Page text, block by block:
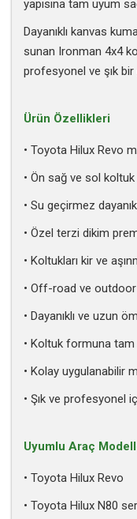
yapısına tam uyum
Dayanıklı kanvas
sunan Ironman 4x4
profesyonel ve şık bir
Ürün Özellikleri
• Toyota Hilux Revo
• Ön sağ ve sol
• Su geçirmez
• Özel terzi dikim
• Koltukları kir ve
• Off-road ve outdoor
• Dayanıklı ve uzun
• Koltuk formuna tam
• Kolay uygulanabilir
• Şık ve profesyonel
Uyumlu Araç
• Toyota Hilux Revo
• Toyota Hilux N80